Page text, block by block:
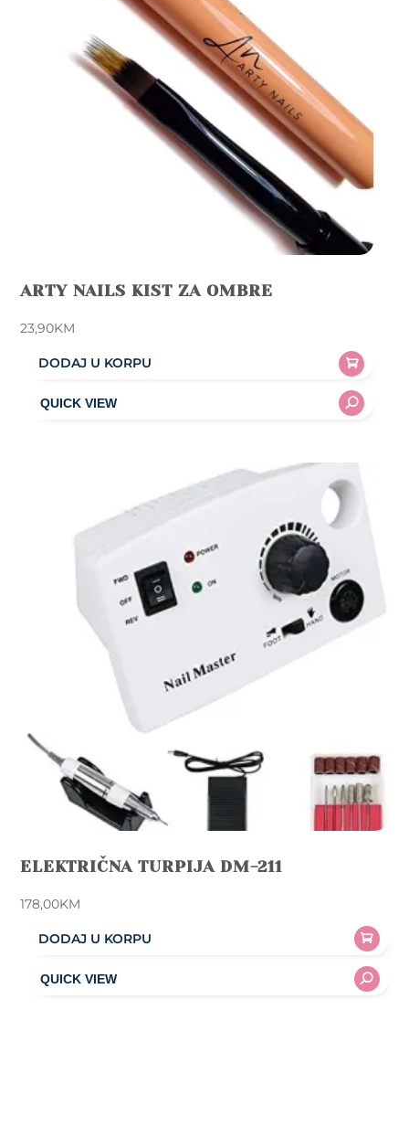
ARTY NAILS KIST ZA OMBRE
23,90KM
DODAJ U KORPU
ELEKTRIČNA TURPIJA DM-211
178,00KM
DODAJ U KORPU